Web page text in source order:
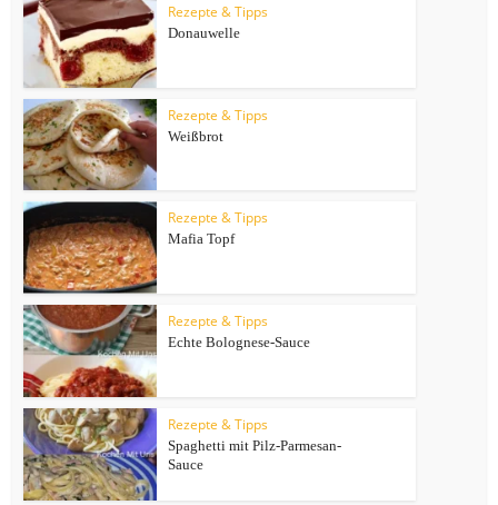
Rezepte & Tipps
Donauwelle
Rezepte & Tipps
Weißbrot
Rezepte & Tipps
Mafia Topf
Rezepte & Tipps
Echte Bolognese-Sauce
Rezepte & Tipps
Spaghetti mit Pilz-Parmesan-
Sauce